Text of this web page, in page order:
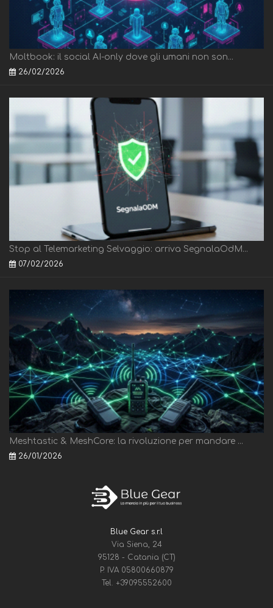
Moltbook: il social AI-only dove gli umani non son...
26/02/2026
Stop al Telemarketing Selvaggio: arriva SegnalaOdM...
07/02/2026
Meshtastic & MeshCore: la rivoluzione per mandare ...
26/01/2026
Blue Gear s.r.l
Via Siena, 24
95128 - Catania (CT)
P. IVA 05800660879
Tel.
+39095552600